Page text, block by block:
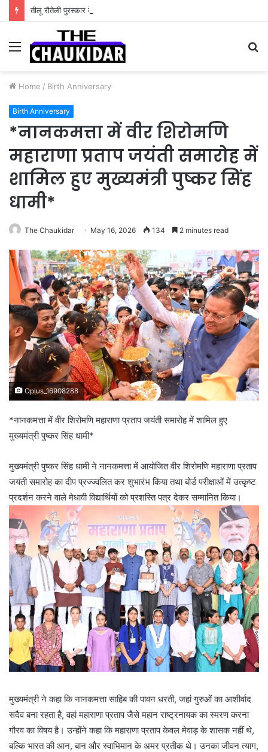
तीलू रौतेली पुरस्कार के लिए 13 वीरांगनाओं का चयन- रेखा आर्या
Menu
Home / Birth Anniversary
Birth Anniversary
*नानकमत्ता में वीर शिरोमणि
महाराणा प्रताप जयंती समारोह में
शामिल हुए मुख्यमंत्री पुष्कर सिंह
धामी*
The Chaukidar May 16, 2026 134 2 minutes read
Oplus_16908288
*नानकमत्ता में वीर शिरोमणि महाराणा प्रताप जयंती समारोह में शामिल हुए
मुख्यमंत्री पुष्कर सिंह धामी*
मुख्यमंत्री पुष्कर सिंह धामी ने नानकमत्ता में आयोजित वीर शिरोमणि महाराणा प्रताप
जयंती समारोह का दीप प्रज्ज्वलित कर शुभारंभ किया तथा बोर्ड परीक्षाओं में उत्कृष्ट
प्रदर्शन करने वाले मेधावी विद्यार्थियों को प्रशस्ति पत्र देकर सम्मानित किया।
मुख्यमंत्री ने कहा कि नानकमत्ता साहिब की पावन धरती, जहां गुरुओं का आशीर्वाद
सदैव बना रहता है, वहां महाराणा प्रताप जैसे महान राष्ट्रनायक का स्मरण करना
गौरव का विषय है। उन्होंने कहा कि महाराणा प्रताप केवल मेवाड़ के शासक नहीं थे,
बल्कि भारत की आन, बान और स्वाभिमान के अमर प्रतीक थे। उनका जीवन त्याग,